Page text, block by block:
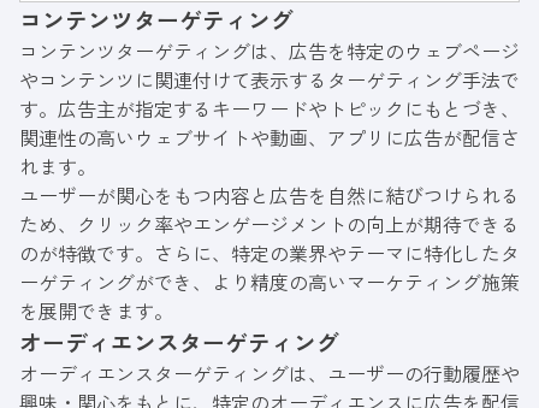
たい方は参考にしてください。
コンテンツターゲティング
コンテンツターゲティングは、広告を特定のウェブページ
やコンテンツに関連付けて表示するターゲティング手法で
す。広告主が指定するキーワードやトピックにもとづき、
関連性の高いウェブサイトや動画、アプリに広告が配信さ
れます。
ユーザーが関心をもつ内容と広告を自然に結びつけられる
ため、クリック率やエンゲージメントの向上が期待できる
のが特徴です。さらに、特定の業界やテーマに特化したタ
ーゲティングができ、より精度の高いマーケティング施策
を展開できます。
オーディエンスターゲティング
オーディエンスターゲティングは、ユーザーの行動履歴や
興味・関心をもとに、特定のオーディエンスに広告を配信